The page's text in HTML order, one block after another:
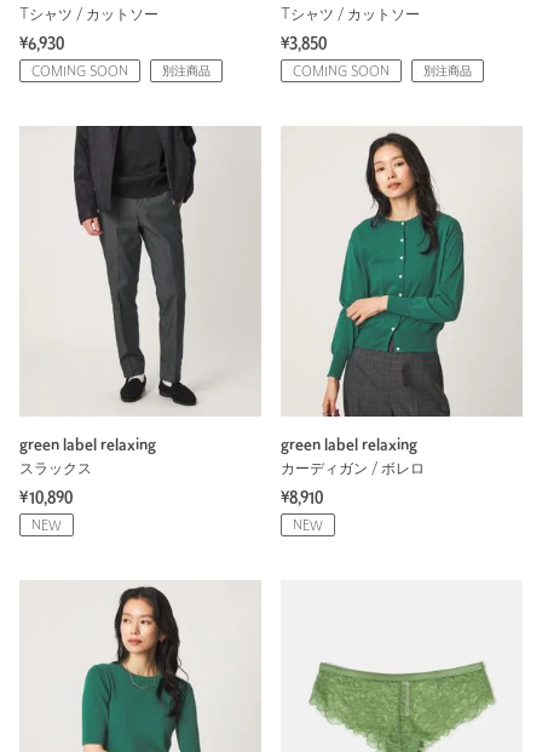
Tシャツ / カットソー
¥6,930
COMING SOON 別注商品
Tシャツ / カットソー
¥3,850
COMING SOON 別注商品
green label relaxing
スラックス
¥10,890
NEW
green label relaxing
カーディガン / ボレロ
¥8,910
NEW